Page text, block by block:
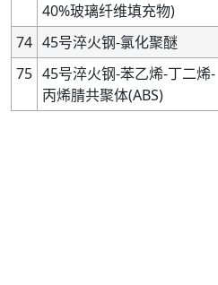
40%玻璃纤维填充物)
74 45号淬火钢-氯化聚醚
75 45号淬火钢-苯乙烯-丁二烯-
丙烯腈共聚体(ABS)